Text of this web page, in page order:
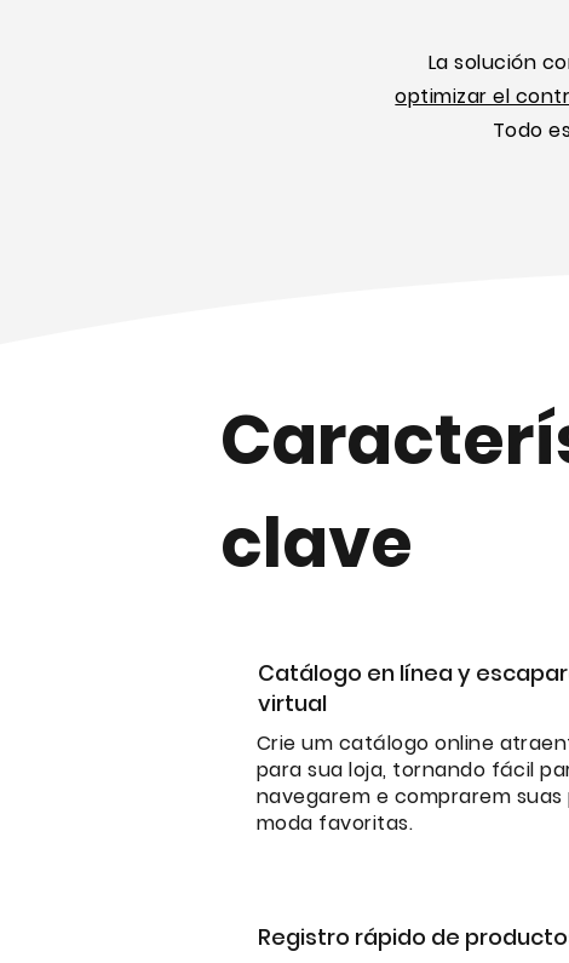
La solución
optimizar el
Todo
clave
Catálogo en línea y
virtual
Crie um catálogo online
para sua loja, tornando fácil
navegarem e comprarem suas
moda favoritas.
Registro rápido de